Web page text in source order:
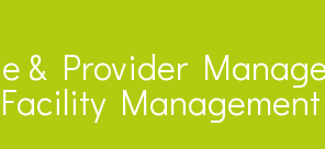
& Provider
Management